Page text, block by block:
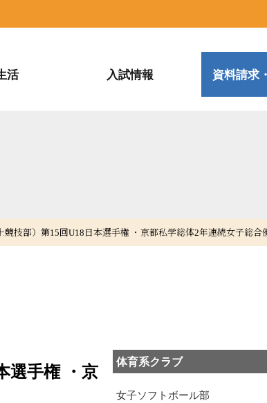
活 入試情報 資料請求
競技部）第15回U18日本選手権 ・京都私学総体2年連続女子総合
選手権 ・京
体育系クラブ
女子ソフトボール部